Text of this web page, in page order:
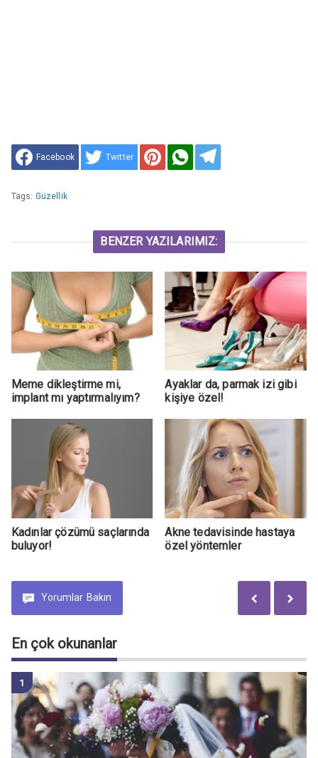
Facebook Twitter
Tags: Güzellik
BENZER YAZILARIMIZ:
Meme dikleştirme mi,
implant mı yaptırmalıyım?
Ayaklar da, parmak izi gibi
kişiye özel!
Kadınlar çözümü saçlarında
buluyor!
Akne tedavisinde hastaya
özel yöntemler
Yorumlar Bakın
En çok okunanlar